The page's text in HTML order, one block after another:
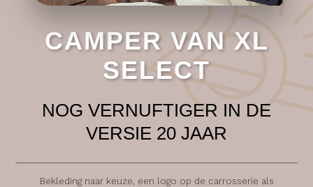
CAMPER VAN XL
SELECT
NOG VERNUFTIGER IN DE
VERSIE 20 JAAR
Bekleding naar keuze, een logo op de carrosserie als